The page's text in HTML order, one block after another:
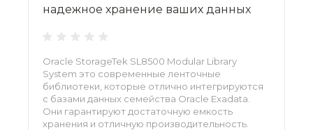
надежное хранение ваших данных
Oracle StorageTek SL8500 Modular Library
System это современные ленточные
библиотеки, которые отлично интегрируются
с базами данных семейства Oracle Exadata.
Они гарантируют достаточную емкость
хранения и отличную производительность.